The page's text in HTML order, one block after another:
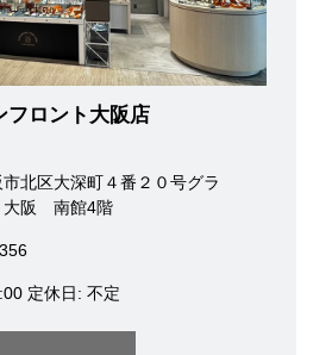
フロント大阪店
北区大深町４番２０号グラ
大阪 南館4階
定休日: 不定